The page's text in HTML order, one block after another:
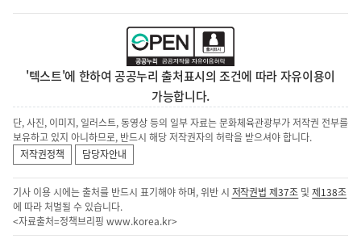
'텍스트'에 한하여 공공누리 출처표시의 조건에 따라 자유이용이
가능합니다.
단, 사진, 이미지, 일러스트, 동영상 등의 일부 자료는 문화체육관광부가 저작권 전부를
보유하고 있지 아니하므로, 반드시 해당 저작권자의 허락을 받으셔야 합니다.
저작권정책
담당자안내
기사 이용 시에는 출처를 반드시 표기해야 하며, 위반 시 저작권법 제37조 및제138조
에 따라 처벌될 수 있습니다.
<자료출처=정책브리핑 www.korea.kr>